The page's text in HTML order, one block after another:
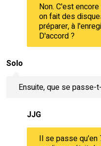
Non. C'est
on fait des
préparer, à
D'accord ?
Solo
Ensuite, que se passe-
JJG
Il se passe qu'en